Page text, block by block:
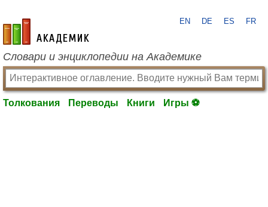
academic.ru
EN DE ES FR
Словари и энциклопедии на Академике
Толкования Переводы Книги Игры ⚽